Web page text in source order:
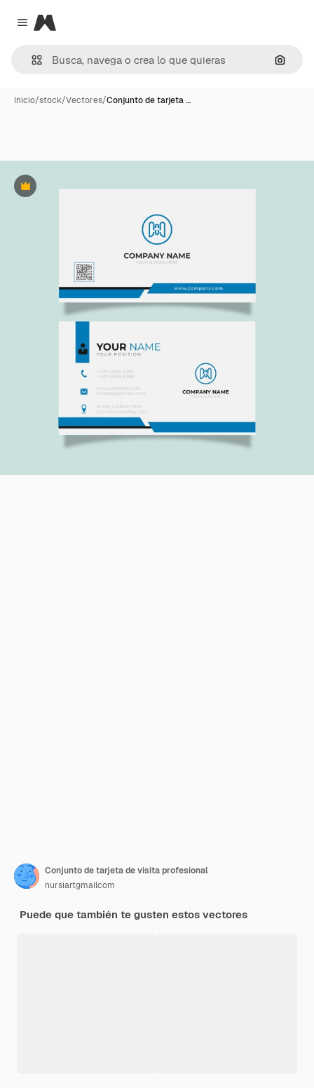
Close menu
Magnific
Inicio/stock/Vectores/Conjunto de tarjeta …
Premium
Conjunto de tarjeta de visita profesional
nursiartgmailcom
Puede que también te gusten estos vectores